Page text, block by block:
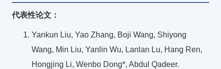
代表性论文：
Yankun Liu, Yao Zhang, Boji Wang, Shiyong
Wang, Min Liu, Yanlin Wu, Lanlan Lu, Hang Ren,
Hongjing Li, Wenbo Dong*, Abdul Qadeer.